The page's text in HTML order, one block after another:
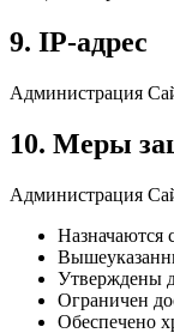
9. IP-адрес
Администрация
10. Меры
Администрация
Назначаются
Утверждены
Ограничен
Обеспечено